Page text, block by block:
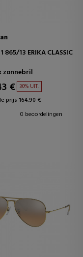
865/13 ERIKA CLASSIC
zonnebril
€ 30% UIT.
prijs 164,90 €
0 beoordelingen